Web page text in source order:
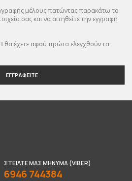
μέλους πατώντας παρακάτω το
σας και να αιτηθείτε την εγγραφή
έχετε αφού πρώτα ελεγχθούν τα
ΕΓΓΡΑΦΕΊΤΕ
ΣΤΕΊΛΤΕ ΜΑΣ ΜΉΝΥΜΑ (VIBER)
6946 744384